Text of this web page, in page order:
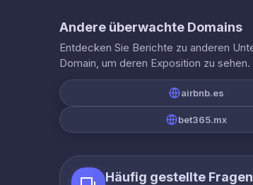
Andere überwachte Domains
Entdecken Sie Berichte zu anderen
Domain, um deren Exposition zu sehen.
airbnb.es
bet365.mx
Häufig gestellte Fragen